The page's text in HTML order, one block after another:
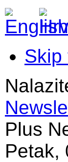
Skip
Plus
Petak,